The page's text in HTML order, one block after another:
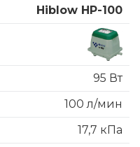
Hiblow HP-100
95 Вт
100 л/мин
17,7 кПа